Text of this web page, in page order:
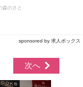
森のさと
sponsored by 求人ボックス
次へ